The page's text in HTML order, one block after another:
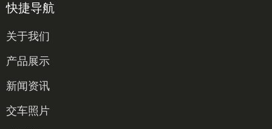
快捷导航
关于我们
产品展示
新闻资讯
交车照片